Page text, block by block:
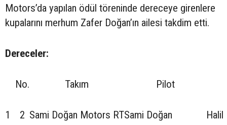
Motors’da yapılan ödül töreninde dereceye girenlere
kupalarını merhum Zafer Doğan’ın ailesi takdim etti.
Dereceler:
No. Takım Pilot
1 2 Sami Doğan Motors RTSami Doğan Halil